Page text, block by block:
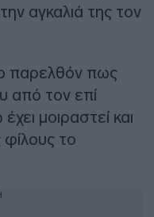
αγκαλιά της τον
παρελθόν πως
από τον επί
μοιραστεί και
φίλους το